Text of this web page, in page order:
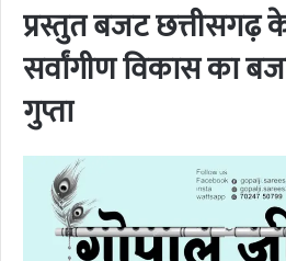
प्रस्तुत बजट
सर्वांगीण विकास का
गुप्ता